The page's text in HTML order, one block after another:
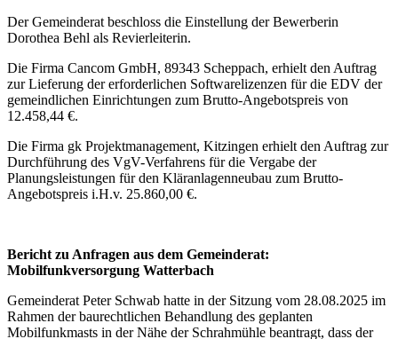
Der Gemeinderat beschloss die Einstellung der Bewerberin
Dorothea Behl als Revierleiterin.
Die Firma Cancom GmbH, 89343 Scheppach, erhielt den Auftrag
zur Lieferung der erforderlichen Softwarelizenzen für die EDV der
gemeindlichen Einrichtungen zum Brutto-Angebotspreis von
12.458,44 €.
Die Firma gk Projektmanagement, Kitzingen erhielt den Auftrag zur
Durchführung des VgV-Verfahrens für die Vergabe der
Planungsleistungen für den Kläranlagenneubau zum Brutto-
Angebotspreis i.H.v. 25.860,00 €.
Bericht zu Anfragen aus dem Gemeinderat:
Mobilfunkversorgung Watterbach
Gemeinderat Peter Schwab hatte in der Sitzung vom 28.08.2025 im
Rahmen der baurechtlichen Behandlung des geplanten
Mobilfunkmasts in der Nähe der Schrahmühle beantragt, dass der